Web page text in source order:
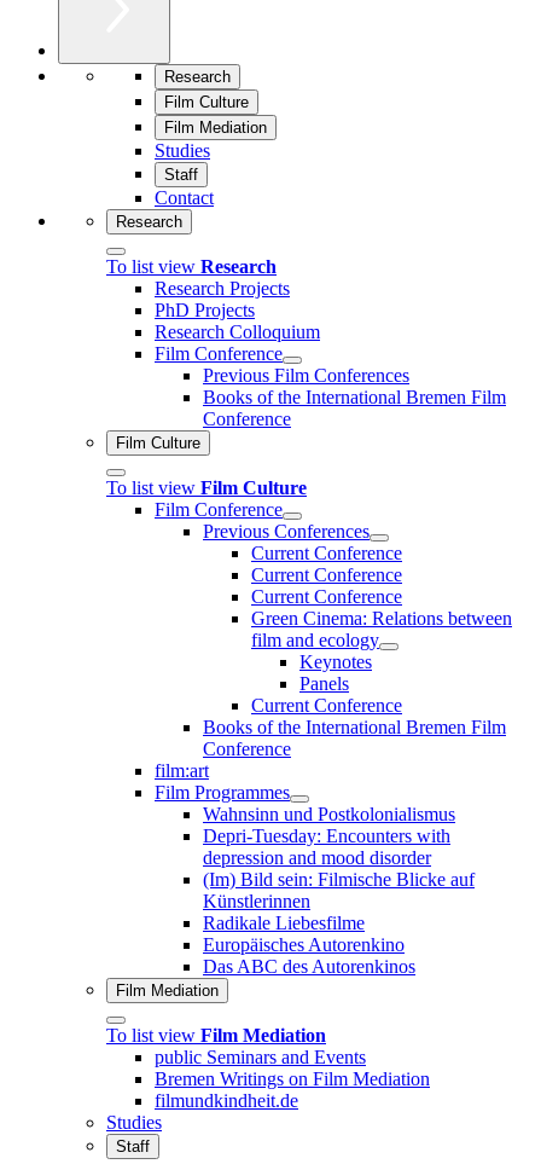
Research
Film Culture
Film Mediation
Studies
Staff
Contact
Research
To list view Research
Research Projects
PhD Projects
Research Colloquium
Film Conference
Previous Film Conferences
Books of the International Bremen Film
Conference
Film Culture
To list view Film Culture
Film Conference
Previous Conferences
Current Conference
Current Conference
Current Conference
Green Cinema: Relations between
film and ecology
Keynotes
Panels
Current Conference
Books of the International Bremen Film
Conference
film:art
Film Programmes
Wahnsinn und Postkolonialismus
Depri-Tuesday: Encounters with
depression and mood disorder
(Im) Bild sein: Filmische Blicke auf
Künstlerinnen
Radikale Liebesfilme
Europäisches Autorenkino
Das ABC des Autorenkinos
Film Mediation
To list view Film Mediation
public Seminars and Events
Bremen Writings on Film Mediation
filmundkindheit.de
Studies
Staff